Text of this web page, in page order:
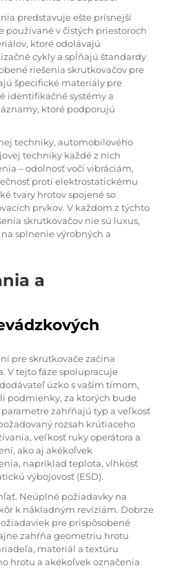
predstavuje ešte prísnejší
používané v čistých priestoroch
ktoré odolávajú
cykly a spĺňajú štandardy
riešenia skrutkovačov pre
špecifické materiály pre
identifikačné systémy a
ktoré podporujú
techniky, automobilového
techniky každé z nich
– odolnosť voči vibráciám,
proti elektrostatickému
tvary hrotov spojené so
prvkov. V každom z týchto
skrutkovačov nie sú luxus,
splnenie výrobných a
a
pre skrutkovače začína
V tejto fáze spolupracuje
úzko s vaším tímom,
podmienky, za ktorých bude
zahŕňajú typ a veľkosť
rozsah krútiaceho
veľkosť ruky operátora a
ako aj akékoľvek
napríklad teplota, vlhkosť
výbojovosť (ESD).
Neúplné požiadavky na
k nákladným revíziám. Dobrze
pre prispôsobené
zahŕňa geometriu hrotu
materiál a textúru
hrotu a akékoľvek označenia